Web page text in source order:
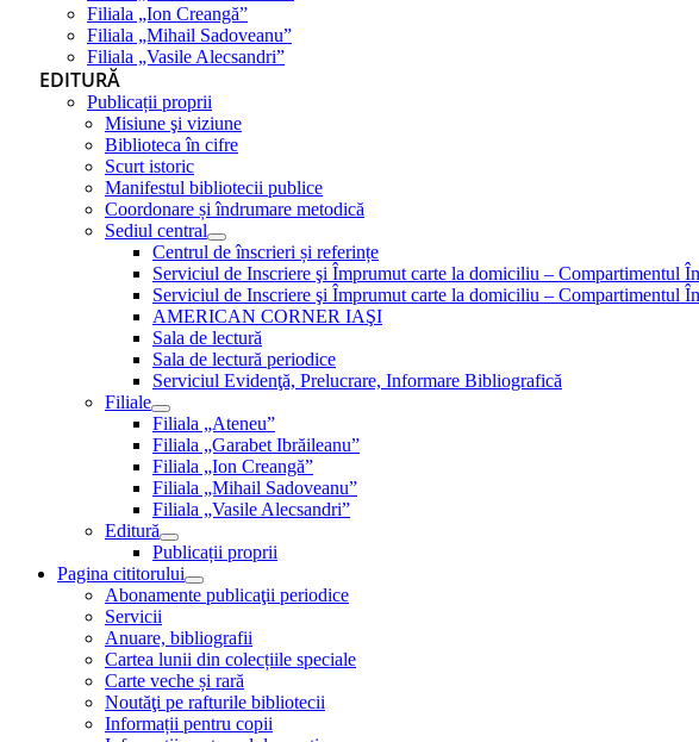
Filiala „Ion Creangă”
Filiala „Mihail Sadoveanu”
Filiala „Vasile Alecsandri”
EDITURĂ
Publicații proprii
Misiune şi viziune
Biblioteca în cifre
Scurt istoric
Manifestul bibliotecii publice
Coordonare și îndrumare metodică
Sediul central
Centrul de înscrieri și referințe
Serviciul de Inscriere şi Împrumut carte la domiciliu – Compartimentul
Serviciul de Inscriere şi Împrumut carte la domiciliu – Compartimentul
AMERICAN CORNER IAŞI
Sala de lectură
Sala de lectură periodice
Serviciul Evidenţă, Prelucrare, Informare Bibliografică
Filiale
Filiala „Ateneu”
Filiala „Garabet Ibrăileanu”
Filiala „Ion Creangă”
Filiala „Mihail Sadoveanu”
Filiala „Vasile Alecsandri”
Editură
Publicații proprii
Pagina cititorului
Abonamente publicaţii periodice
Servicii
Anuare, bibliografii
Cartea lunii din colecțiile speciale
Carte veche și rară
Noutăţi pe rafturile bibliotecii
Informații pentru copii